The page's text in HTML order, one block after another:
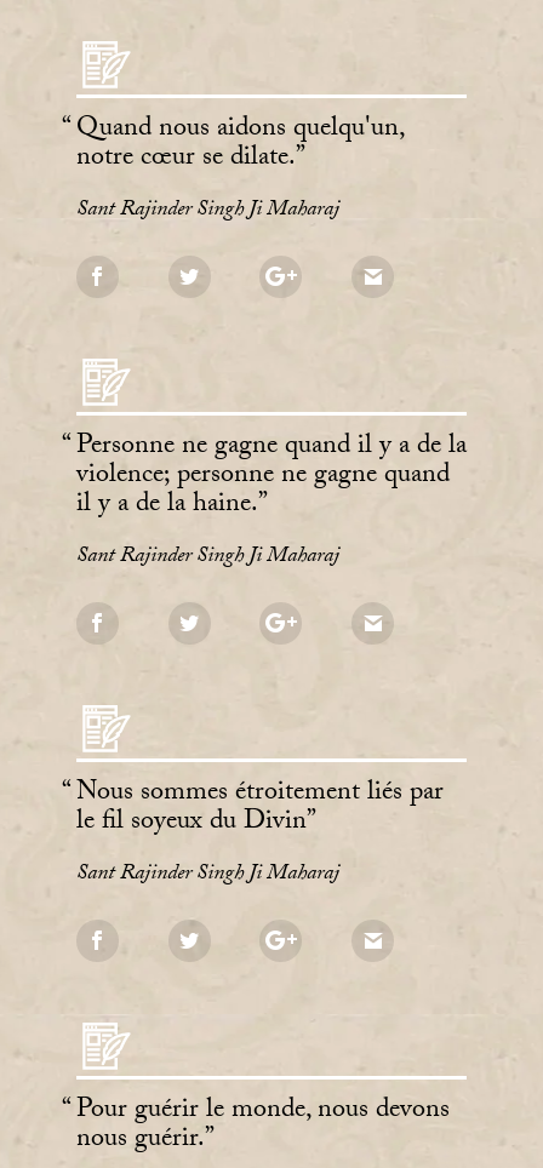
Quand nous aidons quelqu'un,
notre cœur se dilate.
Sant Rajinder Singh Ji Maharaj
Personne ne gagne quand il y a de la
violence; personne ne gagne quand
il y a de la haine.
Sant Rajinder Singh Ji Maharaj
Nous sommes étroitement liés par
le fil soyeux du Divin
Sant Rajinder Singh Ji Maharaj
Pour guérir le monde, nous devons
nous guérir.